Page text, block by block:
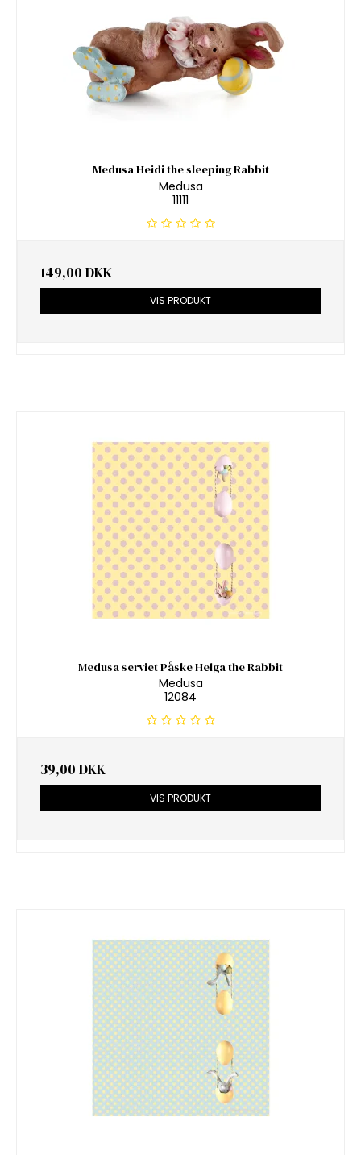
Medusa Heidi the sleeping Rabbit
Medusa
11111
149,00 DKK
VIS PRODUKT
Medusa serviet Påske Helga the Rabbit
Medusa
12084
39,00 DKK
VIS PRODUKT